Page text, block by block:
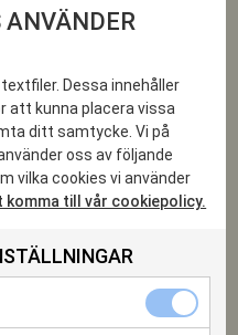
professor emeritus i
i Stockholm. Hon är
Tunnare än blod, Vem
möten, mediciner,
Dessa innehåller
att kunna placera vissa
ditt samtycke. Vi på
oss av följande
vilka cookies vi använder
till vår cookiepolicy.
Nödvändiga
cookies
kryssruta